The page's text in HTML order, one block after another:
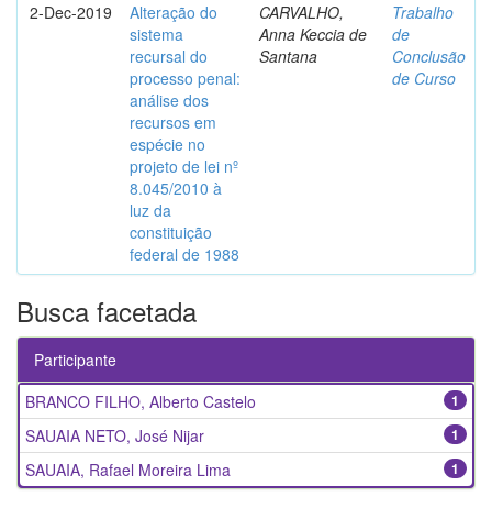
2-Dec-2019
Alteração do
sistema
recursal do
processo penal:
análise dos
recursos em
espécie no
projeto de lei nº
8.045/2010 à
luz da
constituição
federal de 1988
CARVALHO,
Anna Keccia de
Santana
Trabalho
de
Conclusão
de Curso
Busca facetada
Participante
1
BRANCO FILHO, Alberto Castelo
1
SAUAIA NETO, José Nijar
1
SAUAIA, Rafael Moreira Lima